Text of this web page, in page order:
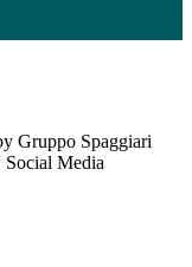
Gruppo Spaggiari
Media